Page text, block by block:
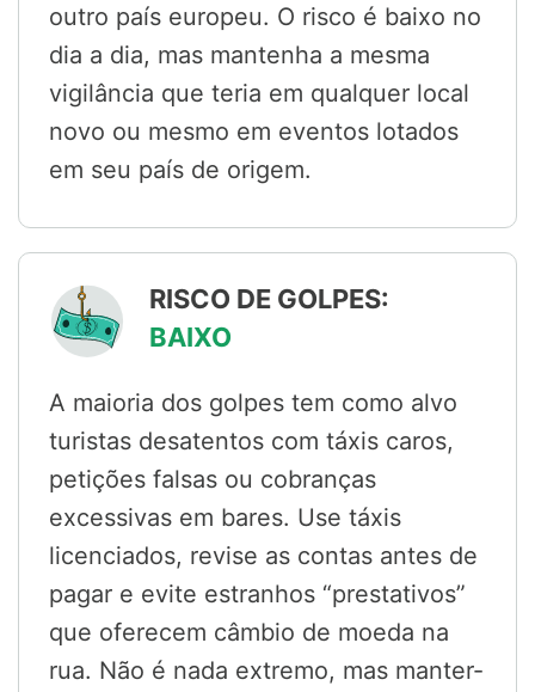
outro país europeu. O risco é baixo no
dia a dia, mas mantenha a mesma
vigilância que teria em qualquer local
novo ou mesmo em eventos lotados
em seu país de origem.
RISCO DE GOLPES:
BAIXO
A maioria dos golpes tem como alvo
turistas desatentos com táxis caros,
petições falsas ou cobranças
excessivas em bares. Use táxis
licenciados, revise as contas antes de
pagar e evite estranhos “prestativos”
que oferecem câmbio de moeda na
rua. Não é nada extremo, mas manter-